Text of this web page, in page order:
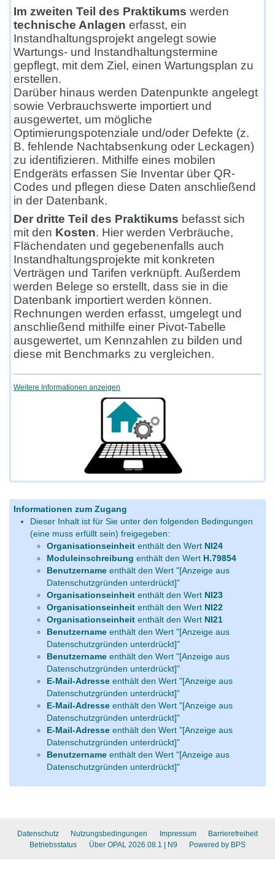
Im zweiten Teil des Praktikums werden
technische Anlagen erfasst, ein
Instandhaltungsprojekt angelegt sowie
Wartungs- und Instandhaltungstermine
gepflegt, mit dem Ziel, einen Wartungsplan zu
erstellen.
Darüber hinaus werden Datenpunkte angelegt
sowie Verbrauchswerte importiert und
ausgewertet, um mögliche
Optimierungspotenziale und/oder Defekte (z.
B. fehlende Nachtabsenkung oder Leckagen)
zu identifizieren. Mithilfe eines mobilen
Endgeräts erfassen Sie Inventar über QR-
Codes und pflegen diese Daten anschließend
in der Datenbank.
Der dritte Teil des Praktikums befasst sich
mit den Kosten. Hier werden Verbräuche,
Flächendaten und gegebenenfalls auch
Instandhaltungsprojekte mit konkreten
Verträgen und Tarifen verknüpft. Außerdem
werden Belege so erstellt, dass sie in die
Datenbank importiert werden können.
Rechnungen werden erfasst, umgelegt und
anschließend mithilfe einer Pivot-Tabelle
ausgewertet, um Kennzahlen zu bilden und
diese mit Benchmarks zu vergleichen.
Weitere Informationen anzeigen
Informationen zum Zugang
Dieser Inhalt ist für Sie unter den folgenden Bedingungen
(eine muss erfüllt sein) freigegeben:
Organisationseinheitenthält den Wert NI24
Moduleinschreibung enthält den Wert H.79854
Benutzernameenthält den Wert "[Anzeige aus
Datenschutzgründen unterdrückt]"
Organisationseinheitenthält den Wert NI23
Organisationseinheitenthält den Wert NI22
Organisationseinheitenthält den Wert NI21
Benutzernameenthält den Wert "[Anzeige aus
Datenschutzgründen unterdrückt]"
Benutzernameenthält den Wert "[Anzeige aus
Datenschutzgründen unterdrückt]"
E-Mail-Adresseenthält den Wert "[Anzeige aus
Datenschutzgründen unterdrückt]"
E-Mail-Adresseenthält den Wert "[Anzeige aus
Datenschutzgründen unterdrückt]"
E-Mail-Adresseenthält den Wert "[Anzeige aus
Datenschutzgründen unterdrückt]"
Benutzernameenthält den Wert "[Anzeige aus
Datenschutzgründen unterdrückt]"
Datenschutz Nutzungsbedingungen Impressum
Barrierefreiheit
Betriebsstatus
Über OPAL 2026.08.1 | N9 Powered by BPS